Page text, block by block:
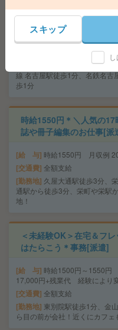
給 与 時給1500円＋交 【
給与の前払いが可能な速払いサ
交通費支給あり
愛知県名古屋市中村
線 名古屋駅徒歩1分、名鉄名古
歩1分
時給1550円＊＼人気の
誌や冊子編集のお仕事[派
給 与 時給1550円 月収例
交通費 全額支給
勤務地 久屋大通駅徒歩3分、
通駅から徒歩3分、栄町や栄駅
地！
＜未経験OK＞在宅＆フ
はたらこう＊事務[派遣]
給 与 時給1500円～1550円
17,000円+残業代 経験により
交通費 全額支給
勤務地 東別院駅徒歩1分、金
ら目の前が会社！近くにカフェ
スキップ